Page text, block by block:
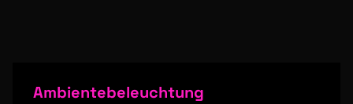
Ambientebeleuchtung